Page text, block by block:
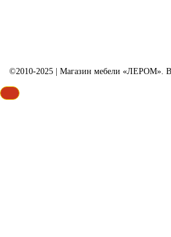
©2010-2025 | Магазин мебели «ЛЕРОМ».